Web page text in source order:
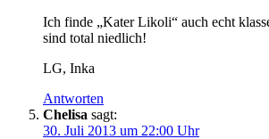
Ich finde „Kater Likoli“ auch echt
sind total niedlich!
LG, Inka
Antworten
Chelisa sagt:
30. Juli 2013 um 22:00 Uhr